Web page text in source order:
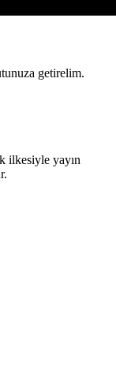
getirelim.
ilkesiyle yayın